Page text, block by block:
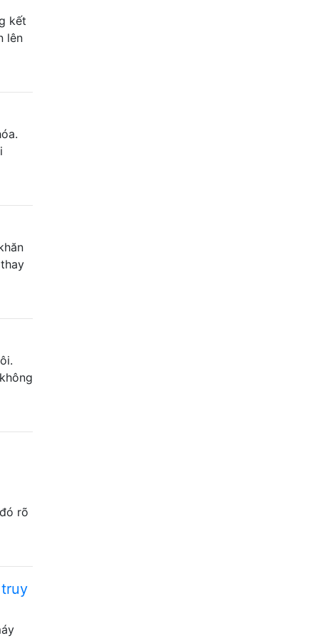
kết
lên
rõ